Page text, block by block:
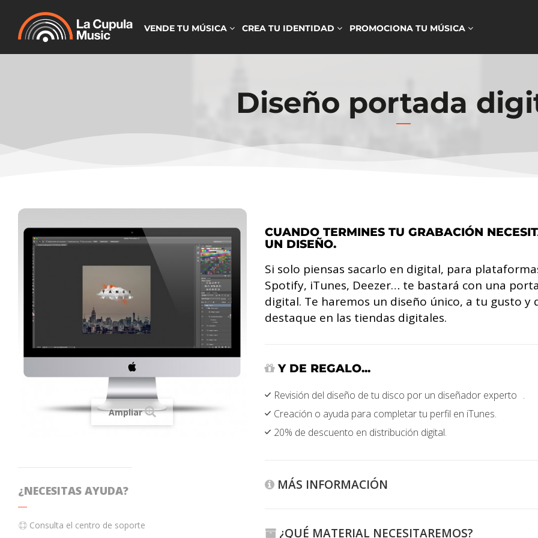
VENDE TU MÚSICA CREA TU IDENTIDAD PROMOCIONA TU MÚSICA
Diseño portada
Ampliar
¿NECESITAS AYUDA?
Consulta el centro de soporte
CUANDO TERMINES TU GRABACIÓN
UN DISEÑO.
Si solo piensas sacarlo en digital, para
Spotify, iTunes, Deezer… te bastará con una
digital. Te haremos un diseño único, a tu gusto y
destaque en las tiendas digitales.
Y DE REGALO...
Revisión del diseño de tu disco por un diseñador experto .
Creación o ayuda para completar tu perfil en iTunes.
20% de descuento en distribución digital.
MÁS INFORMACIÓN
las tiendas digitales. Siempre te enviaremos 2 diseños para que
¿QUÉ MATERIAL NECESITAREMOS?